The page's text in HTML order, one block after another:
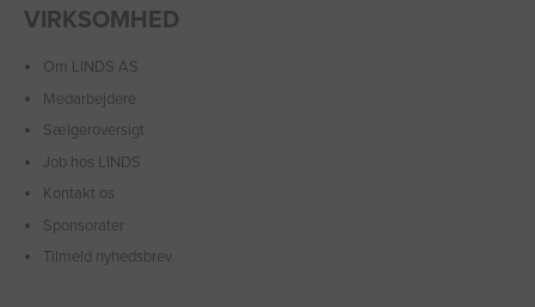
VIRKSOMHED
Om LINDS AS
Medarbejdere
Sælgeroversigt
Job hos LINDS
Kontakt os
Sponsorater
Tilmeld nyhedsbrev